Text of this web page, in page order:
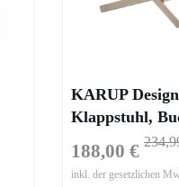
KARUP
Klappstuhl,
188,00 €
inkl. der gesetzlichen